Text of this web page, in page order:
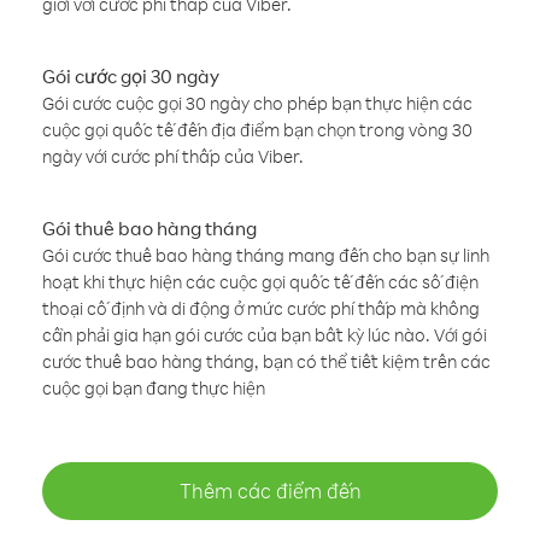
Gói cước gọi 30 ngày
Gói cước cuộc gọi 30 ngày cho phép bạn thực hiện các
cuộc gọi quốc tế đến địa điểm bạn chọn trong vòng 30
ngày với cước phí thấp của Viber.
Gói thuê bao hàng tháng
Gói cước thuê bao hàng tháng mang đến cho bạn sự linh
hoạt khi thực hiện các cuộc gọi quốc tế đến các số điện
thoại cố định và di động ở mức cước phí thấp mà không
cần phải gia hạn gói cước của bạn bất kỳ lúc nào. Với gói
cước thuê bao hàng tháng, bạn có thể tiết kiệm trên các
cuộc gọi bạn đang thực hiện
Thêm các điểm đến